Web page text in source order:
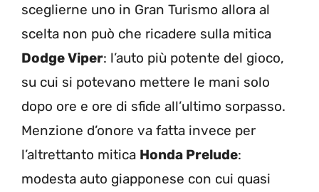
sceglierne uno in Gran Turismo allora al
scelta non può che ricadere sulla mitica
Dodge Viper: l’auto più potente del gioco,
su cui si potevano mettere le mani solo
dopo ore e ore di sfide all’ultimo sorpasso.
Menzione d’onore va fatta invece per
l’altrettanto mitica Honda Prelude:
modesta auto giapponese con cui quasi